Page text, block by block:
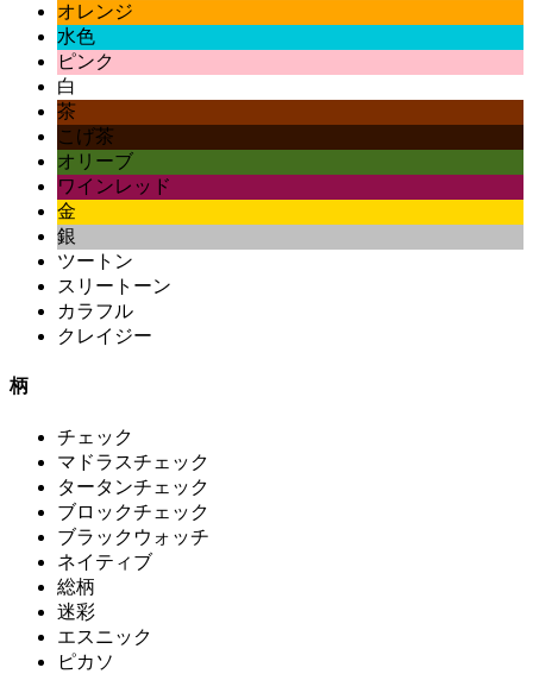
オレンジ
水色
ピンク
白
茶
こげ茶
オリーブ
ワインレッド
金
銀
ツートン
スリートーン
カラフル
クレイジー
柄
チェック
マドラスチェック
タータンチェック
ブロックチェック
ブラックウォッチ
ネイティブ
総柄
迷彩
エスニック
ピカソ